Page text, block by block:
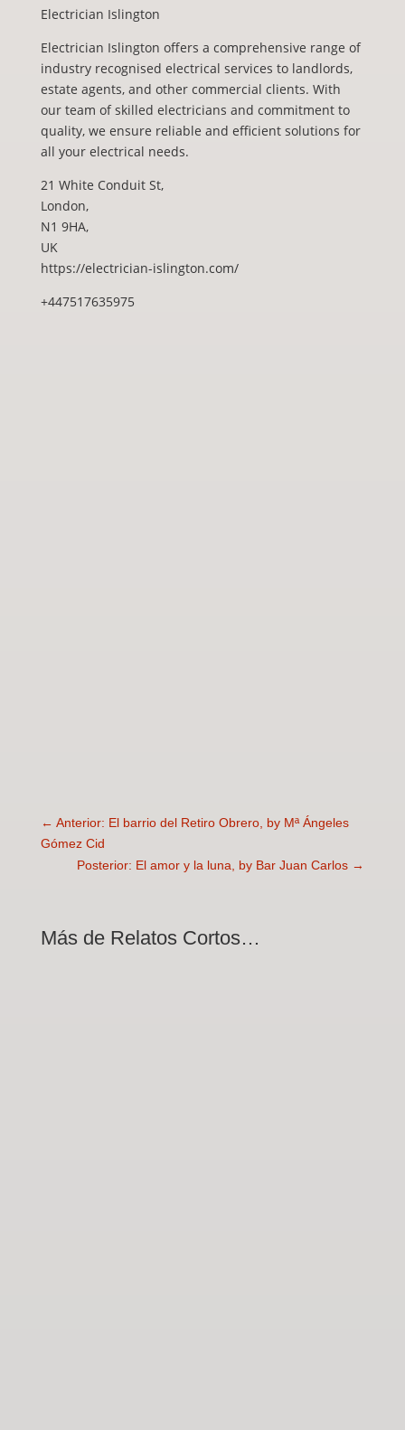
Electrician Islington
Electrician Islington offers a comprehensive range of
industry recognised electrical services to landlords,
estate agents, and other commercial clients. With
our team of skilled electricians and commitment to
quality, we ensure reliable and efficient solutions for
all your electrical needs.
21 White Conduit St,
London,
N1 9HA,
UK
https://electrician-islington.com/
+447517635975
← Anterior: El barrio del Retiro Obrero, by Mª Ángeles
Gómez Cid
Posterior: El amor y la luna, by Bar Juan Carlos →
Más de Relatos Cortos…